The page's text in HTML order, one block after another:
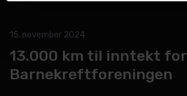
15. november 2024
13.000 km til inntekt for
Barnekreftforeningen